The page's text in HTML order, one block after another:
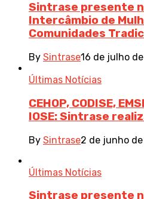
Sintrase presente
Intercâmbio de
Comunidades
By Sintrase16 de julho
Últimas Notícias
CEHOP, CODISE,
IOSE: Sintrase
By Sintrase2 de junho
Últimas Notícias
Sintrase presente